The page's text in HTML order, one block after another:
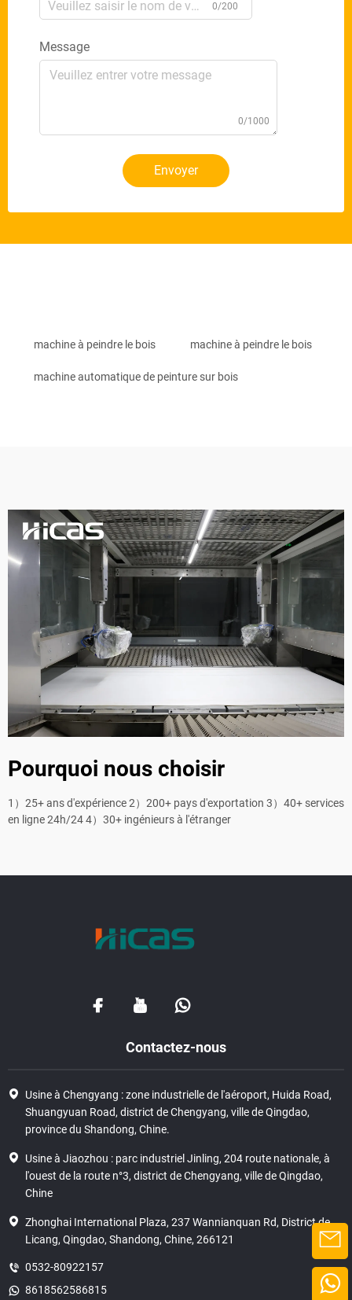
0/200
Message
0/1000
Envoyer
machine à peindre le bois machine à peindre le bois
machine automatique de peinture sur bois
Pourquoi nous choisir
1）25+ ans d'expérience 2）200+ pays d'exportation 3）40+ services
en ligne 24h/24 4）30+ ingénieurs à l'étranger
Contactez-nous
Usine à Chengyang : zone industrielle de l'aéroport, Huida Road,
Shuangyuan Road, district de Chengyang, ville de Qingdao,
province du Shandong, Chine.
Usine à Jiaozhou : parc industriel Jinling, 204 route nationale, à
l'ouest de la route n°3, district de Chengyang, ville de Qingdao,
Chine
Zhonghai International Plaza, 237 Wannianquan Rd, District de
Licang, Qingdao, Shandong, Chine, 266121
0532-80922157
8618562586815